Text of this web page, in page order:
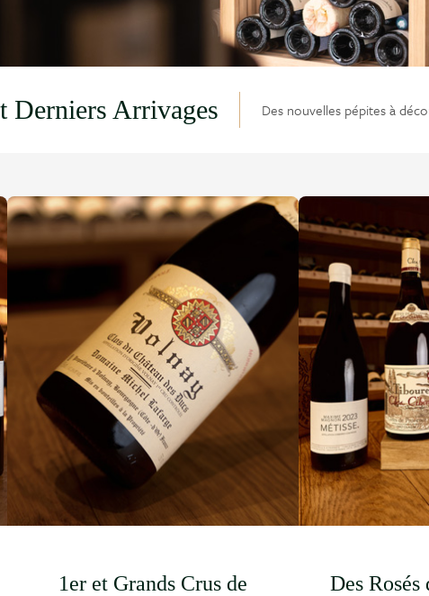
Derniers Arrivages Des nouvelles pépites à
1er et Grands Crus de
Des Rosés